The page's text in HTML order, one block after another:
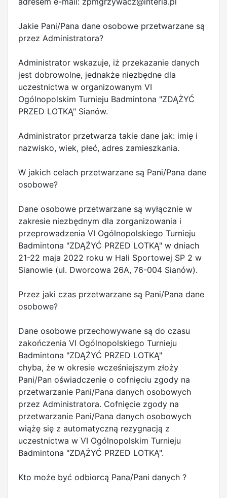
Jakie Pani/Pana dane osobowe przetwarzane są
przez Administratora?
Administrator wskazuje, iż przekazanie danych
jest dobrowolne, jednakże niezbędne dla
uczestnictwa w organizowanym VI
Ogólnopolskim Turnieju Badmintona "ZDĄŻYĆ
PRZED LOTKĄ" Sianów.
Administrator przetwarza takie dane jak: imię i
nazwisko, wiek, płeć, adres zamieszkania.
W jakich celach przetwarzane są Pani/Pana dane
osobowe?
Dane osobowe przetwarzane są wyłącznie w
zakresie niezbędnym dla zorganizowania i
przeprowadzenia VI Ogólnopolskiego Turnieju
Badmintona "ZDĄŻYĆ PRZED LOTKĄ" w dniach
21-22 maja 2022 roku w Hali Sportowej SP 2 w
Sianowie (ul. Dworcowa 26A, 76-004 Sianów).
Przez jaki czas przetwarzane są Pani/Pana dane
osobowe?
Dane osobowe przechowywane są do czasu
zakończenia VI Ogólnopolskiego Turnieju
Badmintona "ZDĄŻYĆ PRZED LOTKĄ"
chyba, że w okresie wcześniejszym złoży
Pani/Pan oświadczenie o cofnięciu zgody na
przetwarzanie Pani/Pana danych osobowych
przez Administratora. Cofnięcie zgody na
przetwarzanie Pani/Pana danych osobowych
wiążę się z automatyczną rezygnacją z
uczestnictwa w VI Ogólnopolskim Turnieju
Badmintona "ZDĄŻYĆ PRZED LOTKĄ".
Kto może być odbiorcą Pana/Pani danych ?